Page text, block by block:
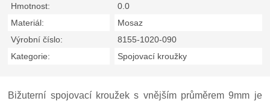
Hmotnost:
0.0
Materiál:
Mosaz
Výrobní číslo:
8155-1020-090
Kategorie:
Spojovací kroužky
Bižuterní spojovací kroužek s vnějším průměrem 9mm je